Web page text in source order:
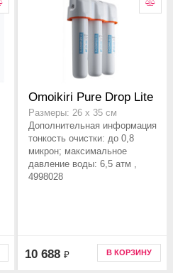
Omoikiri Pure Drop Lite
Размеры: 26 x 35 см
Дополнительная информация
тонкость очистки: до 0,8
микрон; максимальное
давление воды: 6,5 атм ,
4998028
10 688 ₽ В КОРЗИНУ